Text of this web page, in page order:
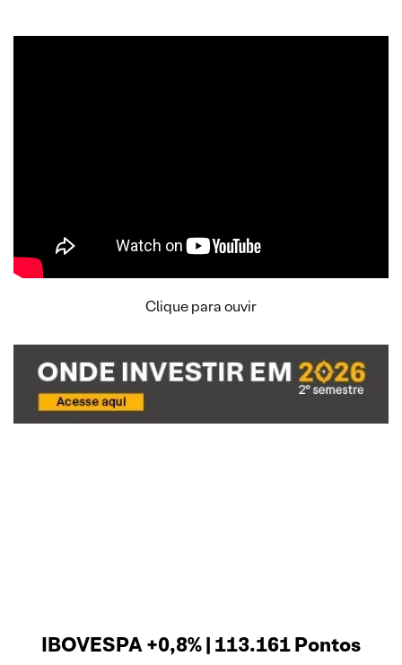
Clique para ouvir
IBOVESPA +0,8% | 113.161 Pontos